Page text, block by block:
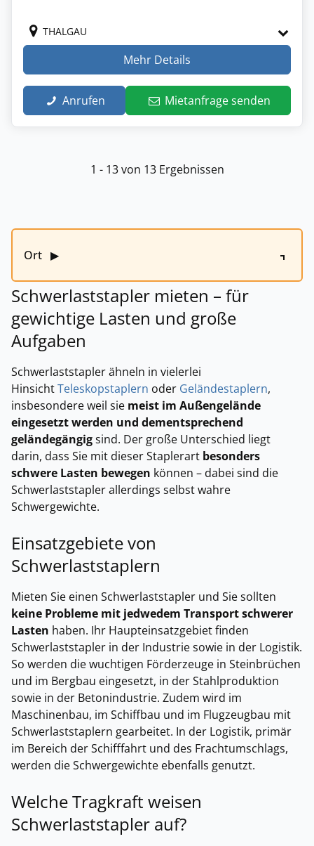
THALGAU
Mehr Details
Anrufen Mietanfrage senden
1 - 13 von 13 Ergebnissen
Ort ▶
Schwerlaststapler mieten – für
gewichtige Lasten und große
Aufgaben
Schwerlaststapler ähneln in vielerlei
HinsichtTeleskopstaplern oder Geländestaplern,
insbesondere weil sie meist im Außengelände
eingesetzt werden und dementsprechend
geländegängigsind. Der große Unterschied liegt
darin, dass Sie mit dieser Staplerart besonders
schwere Lasten bewegen können – dabei sind die
Schwerlaststapler allerdings selbst wahre
Schwergewichte.
Einsatzgebiete von
Schwerlaststaplern
Mieten Sie einen Schwerlaststapler und Sie sollten
keine Probleme mit jedwedem Transport schwerer
Lasten haben. Ihr Haupteinsatzgebiet finden
Schwerlaststapler in der Industrie sowie in der Logistik.
So werden die wuchtigen Förderzeuge in Steinbrüchen
und im Bergbau eingesetzt, in der Stahlproduktion
sowie in der Betonindustrie. Zudem wird im
Maschinenbau, im Schiffbau und im Flugzeugbau mit
Schwerlaststaplern gearbeitet. In der Logistik, primär
im Bereich der Schifffahrt und des Frachtumschlags,
werden die Schwergewichte ebenfalls genutzt.
Welche Tragkraft weisen
Schwerlaststapler auf?